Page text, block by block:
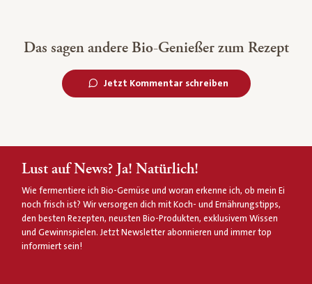
Das sagen andere Bio-Genießer zum Rezept
Jetzt Kommentar schreiben
Lust auf News? Ja! Natürlich!
Wie fermentiere ich Bio-Gemüse und woran erkenne ich, ob mein Ei
noch frisch ist? Wir versorgen dich mit Koch- und Ernährungstipps,
den besten Rezepten, neusten Bio-Produkten, exklusivem Wissen
und Gewinnspielen. Jetzt Newsletter abonnieren und immer top
informiert sein!